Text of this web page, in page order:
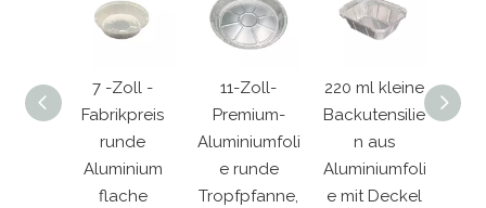
7 -Zoll -
Fabrikpreis
runde
Aluminium
flache
11-Zoll-
Premium-
Aluminiumfoli
e runde
Tropfpfanne,
220 ml kleine
Backutensilie
n aus
Aluminiumfoli
e mit Deckel
9 -
mit